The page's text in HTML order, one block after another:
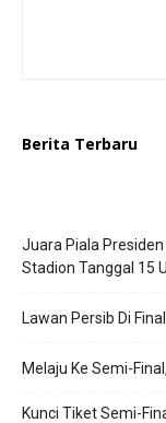
Berita Terbaru
Juara Piala
Stadion Tanggal 15
Lawan Persib Di
Melaju Ke Semi-
Kunci Tiket Semi-